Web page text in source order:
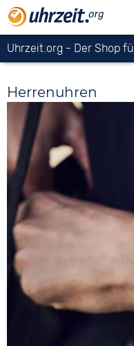
Uhrzeit.org - Der Shop
Herrenuhren